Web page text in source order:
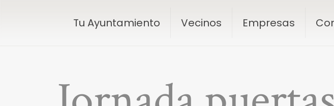
Tu Ayuntamiento Vecinos Empresas